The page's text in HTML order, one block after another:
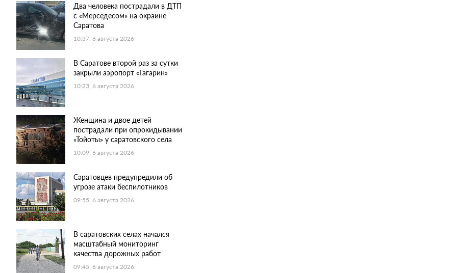
Два человека пострадали в ДТП
с «Мерседесом» на окраине
Саратова
10:37, 6 августа 2026
В Саратове второй раз за сутки
закрыли аэропорт «Гагарин»
10:23, 6 августа 2026
Женщина и двое детей
пострадали при опрокидывании
«Тойоты» у саратовского села
10:09, 6 августа 2026
Саратовцев предупредили об
угрозе атаки беспилотников
09:55, 6 августа 2026
В саратовских селах начался
масштабный мониторинг
качества дорожных работ
09:45, 6 августа 2026